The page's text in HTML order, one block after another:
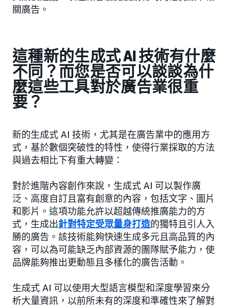
關廣告。
這種新的生成式 AI 技術有什麼
不同？而您是否可以談談為什
麼這些工具對於廣告業很重
要？
新的生成式 AI 技術，尤其是在廣告業中的應用方
式，基於數個突破性的特性，使得行業採取的方法
與過去相比下有重大轉變：
對於進階內容創作來說，生成式 AI 可以製作廣
泛、高度自訂且富有創意的內容，包括文字、圖片
和影片。這項功能允許以超越傳統推廣能力的方
式，生成出針對特定受眾量身打造的獨特且引人入
勝的廣告。該技術能夠快速生成多元且高品質的內
容，可以為可能缺乏內部資源的團隊賦予能力，使
品牌能夠推出更動態且多樣化的廣告活動。
生成式 AI 可以使用大型語言模型和深度學習來分
析大量資訊，以前所未有的深度和準確性來了解對